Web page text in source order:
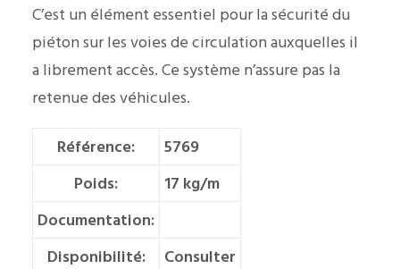
C’est un élément essentiel pour la sécurité du
piéton sur les voies de circulation auxquelles il
a librement accès. Ce système n’assure pas la
retenue des véhicules.
Référence:
5769
Poids:
17 kg/m
Documentation:
Disponibilité:
Consulter